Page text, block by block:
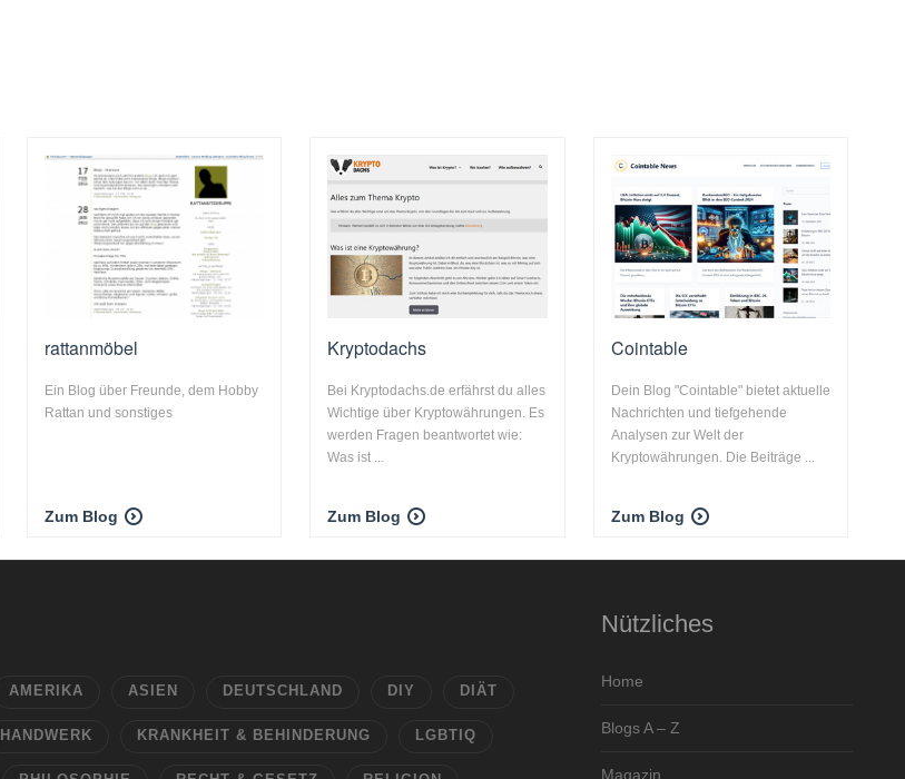
rattanmöbel
Ein Blog über Freunde, dem Hobby
Rattan und sonstiges
Zum Blog
Kryptodachs
Bei Kryptodachs.de erfährst du alles
Wichtige über Kryptowährungen. Es
werden Fragen beantwortet wie:
Was ist ...
Zum Blog
Cointable
Dein Blog "Cointable" bietet aktuelle
Nachrichten und tiefgehende
Analysen zur Welt der
Kryptowährungen. Die Beiträge ...
Zum Blog
AMERIKA ASIEN DEUTSCHLAND DIY DIÄT
HANDWERK KRANKHEIT & BEHINDERUNG LGBTIQ
Nützliches
Home
Blogs A – Z
Magazin